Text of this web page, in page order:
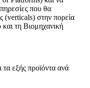
που θα
(verticals) στην πορεία
τη Βιομηχανική
τα εξής προϊόντα ανά